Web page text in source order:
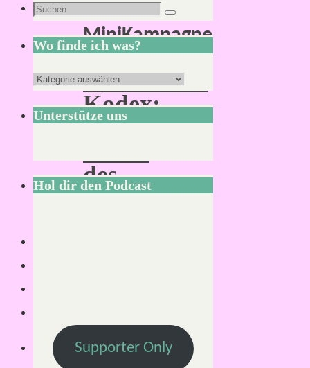
Schlagwort:
MiniKampagne
MIDGARD
Kodex:
Die
des
Frosthexers
Suchen
nach:
Suchen
Wo finde ich was?
Wo
finde
ich
Unterstütze uns
Hol dir den Podcast
Supporter Only